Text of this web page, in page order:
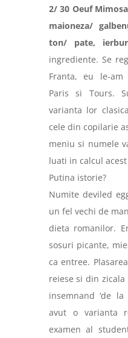
2/ 30 Oeuf
maioneza/
ton/
pate,
ingrediente. Se
Franta, eu le-am
Paris si Tours.
varianta lor
cele din copilarie
meniu si numele
luati in calcul
Putina istorie?
Numite deviled
un fel vechi de
dieta romanilor.
sosuri picante,
ca entree.
reiese si din zicala
insemnand ‘de
avut o varianta
examen al